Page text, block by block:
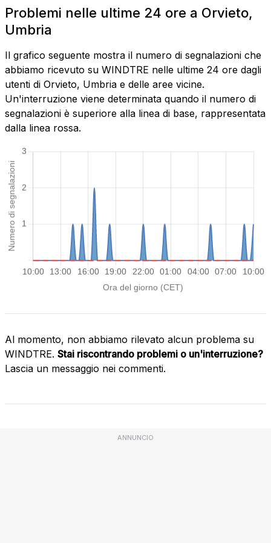
Problemi nelle ultime 24 ore a Orvieto,
Umbria
Il grafico seguente mostra il numero di segnalazioni che
abbiamo ricevuto su WINDTRE nelle ultime 24 ore dagli
utenti di Orvieto, Umbria e delle aree vicine.
Un'interruzione viene determinata quando il numero di
segnalazioni è superiore alla linea di base, rappresentata
dalla linea rossa.
Al momento, non abbiamo rilevato alcun problema su
WINDTRE. Stai riscontrando problemi o un'interruzione?
Lascia un messaggio nei commenti.
ANNUNCIO